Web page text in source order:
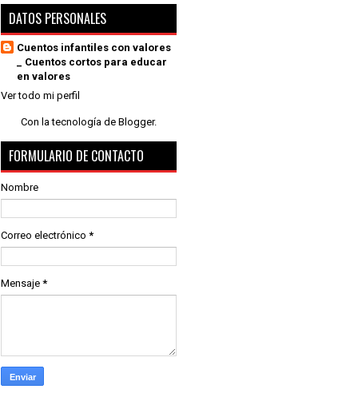
DATOS PERSONALES
Cuentos infantiles con valores
_ Cuentos cortos para educar
en valores
Ver todo mi perfil
Con la tecnología de Blogger.
FORMULARIO DE CONTACTO
Nombre
Correo electrónico *
Mensaje *